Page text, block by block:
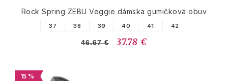
Rock Spring ZEBU Veggie dámska gumičková obuv
37 38 39 40 41 42
46.67 € 37.78 €
15 %